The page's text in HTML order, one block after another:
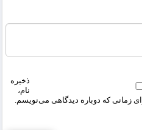
ذخیره
نام،
زمانی که دوباره دیدگاهی می‌نویسم.